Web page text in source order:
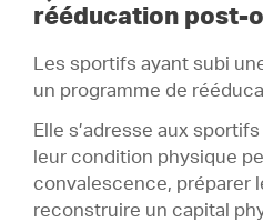
rééducation post-
Les sportifs ayant subi
un programme de
Elle s’adresse aux
leur condition physique
convalescence, préparer
reconstruire un capital